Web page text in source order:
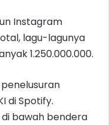
Instagram
lagu-lagunya
1.250.000.000.
di Spotify.
bawah bendera